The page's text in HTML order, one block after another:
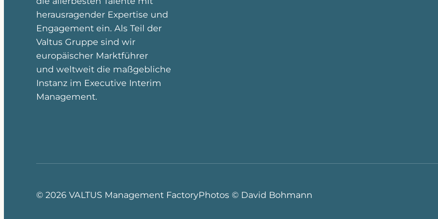
herausragender Expertise und
Engagement ein. Als Teil der
Valtus Gruppe sind wir
europäischer Marktführer
und weltweit die maßgebliche
Instanz im Executive Interim
Management.
© 2026 VALTUS Management FactoryPhotos © David Bohmann